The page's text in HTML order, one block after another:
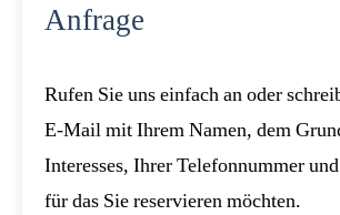
Anfrage
Rufen Sie uns einfach an oder
E-Mail mit Ihrem Namen, dem
Interesses, Ihrer Telefonnummer
für das Sie reservieren möchten.